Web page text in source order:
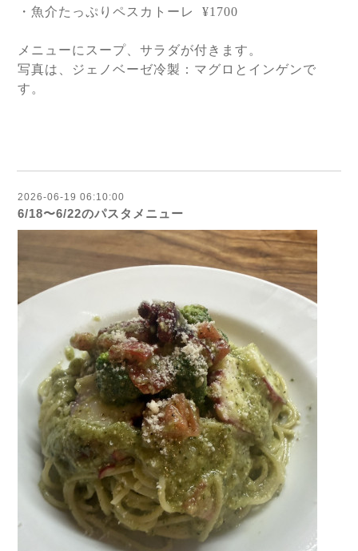
・魚介たっぷりペスカトーレ
¥1700
メニューにスープ、サラダが付きます。
写真は、
ジェノベーゼ冷製：マグロとインゲンで
す。
2026-06-19 06:10:00
6/18〜6/22のパスタメニュー